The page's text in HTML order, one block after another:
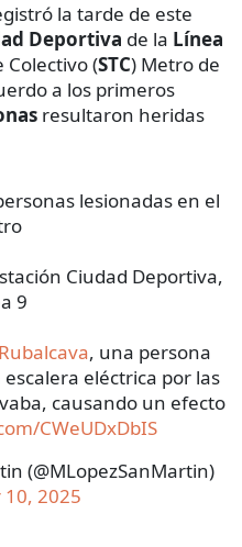
la tarde de este
Deportiva de la Línea
Colectivo (STC) Metro de
a los primeros
resultaron heridas
lesionadas en el
Ciudad Deportiva,
9
, una persona
eléctrica por las
causando un efecto
CWeUDxDbIS
(@MLopezSanMartin)
2025